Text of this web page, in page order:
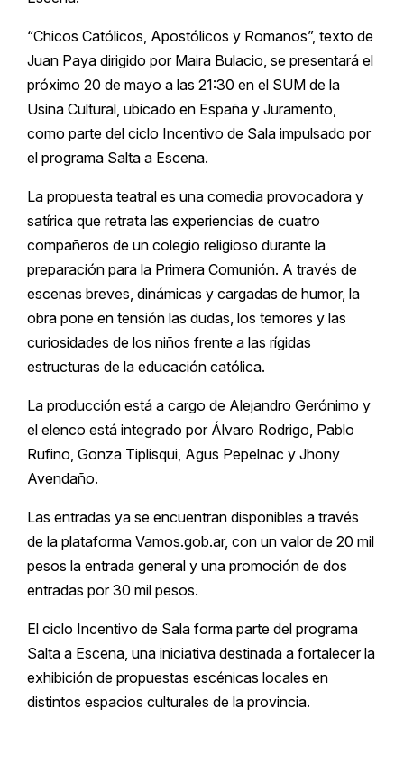
“Chicos Católicos, Apostólicos y Romanos”, texto de
Juan Paya dirigido por Maira Bulacio, se presentará el
próximo 20 de mayo a las 21:30 en el SUM de la
Usina Cultural, ubicado en España y Juramento,
como parte del ciclo Incentivo de Sala impulsado por
el programa Salta a Escena.
La propuesta teatral es una comedia provocadora y
satírica que retrata las experiencias de cuatro
compañeros de un colegio religioso durante la
preparación para la Primera Comunión. A través de
escenas breves, dinámicas y cargadas de humor, la
obra pone en tensión las dudas, los temores y las
curiosidades de los niños frente a las rígidas
estructuras de la educación católica.
La producción está a cargo de Alejandro Gerónimo y
el elenco está integrado por Álvaro Rodrigo, Pablo
Rufino, Gonza Tiplisqui, Agus Pepelnac y Jhony
Avendaño.
Las entradas ya se encuentran disponibles a través
de la plataforma Vamos.gob.ar, con un valor de 20 mil
pesos la entrada general y una promoción de dos
entradas por 30 mil pesos.
El ciclo Incentivo de Sala forma parte del programa
Salta a Escena, una iniciativa destinada a fortalecer la
exhibición de propuestas escénicas locales en
distintos espacios culturales de la provincia.